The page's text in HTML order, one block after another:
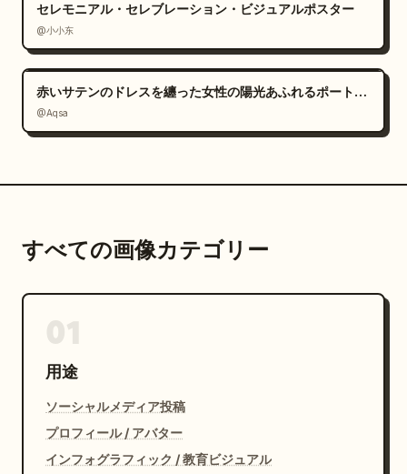
セレモニアル・セレブレーション・ビジュアルポスター
@小小东
赤いサテンのドレスを纏った女性の陽光あふれるポートレート
@Aqsa
すべての画像カテゴリー
用途
ソーシャルメディア投稿
プロフィール / アバター
インフォグラフィック / 教育ビジュアル